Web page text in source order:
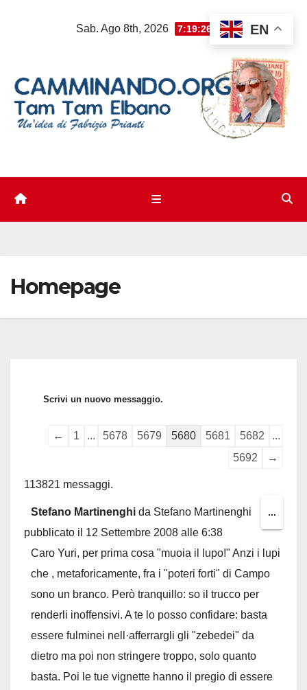
Sab. Ago 8th, 2026 7:19:27 PM
Homepage
Guestbook
← 1 ... 5678 5679 5680 5681 5682
...
5692
→
113821 messaggi.
Stefano Martinenghi da Stefano Martinenghi
pubblicato il 12 Settembre 2008 alle 6:38
Caro Yuri, per prima cosa "muoia il lupo!" Anzi i lupi
che , metaforicamente, fra i "poteri forti" di Campo
sono un branco. Però tranquillo: so il trucco per
renderli inoffensivi. A te lo posso confidare: basta
essere fulminei nell·afferrargli gli "zebedei" da
dietro ma poi non stringere troppo, solo quanto
basta. Poi le tue vignette hanno il pregio di essere
...
this
EN